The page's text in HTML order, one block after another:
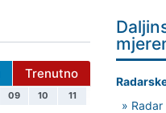
Trenutno
09 10 11
»